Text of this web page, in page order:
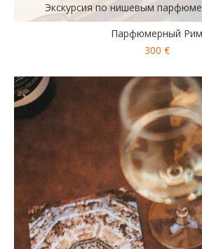
Экскурсия по нишевым
Парфюмерный Рим
300 €